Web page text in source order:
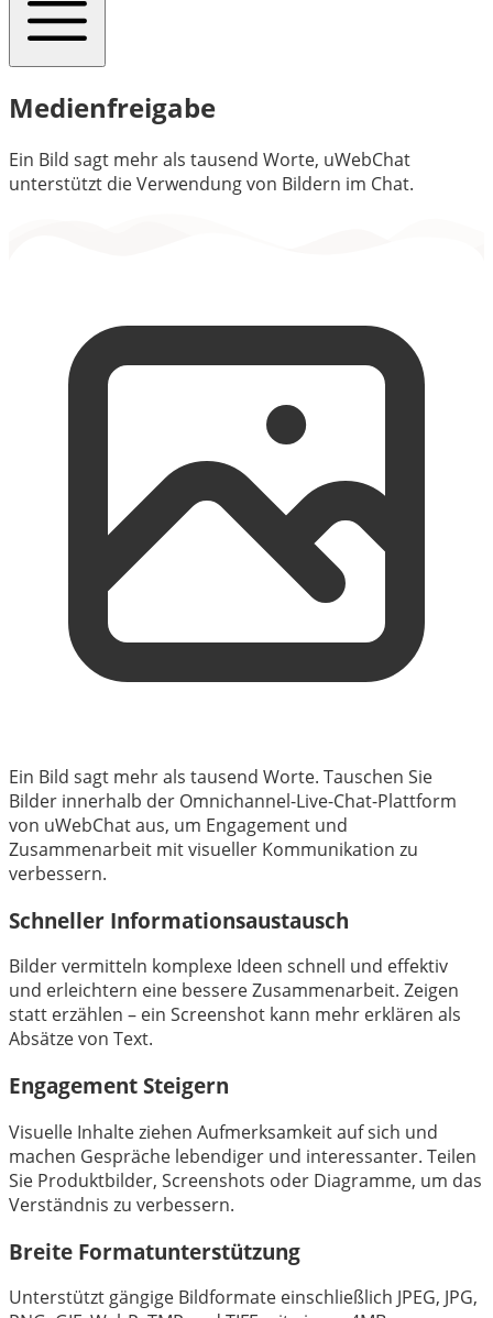
Medienfreigabe
Ein Bild sagt mehr als tausend Worte, uWebChat
unterstützt die Verwendung von Bildern im Chat.
Ein Bild sagt mehr als tausend Worte. Tauschen Sie
Bilder innerhalb der Omnichannel-Live-Chat-Plattform
von uWebChat aus, um Engagement und
Zusammenarbeit mit visueller Kommunikation zu
verbessern.
Schneller Informationsaustausch
Bilder vermitteln komplexe Ideen schnell und effektiv
und erleichtern eine bessere Zusammenarbeit. Zeigen
statt erzählen – ein Screenshot kann mehr erklären als
Absätze von Text.
Engagement Steigern
Visuelle Inhalte ziehen Aufmerksamkeit auf sich und
machen Gespräche lebendiger und interessanter. Teilen
Sie Produktbilder, Screenshots oder Diagramme, um das
Verständnis zu verbessern.
Breite Formatunterstützung
Unterstützt gängige Bildformate einschließlich JPEG, JPG,